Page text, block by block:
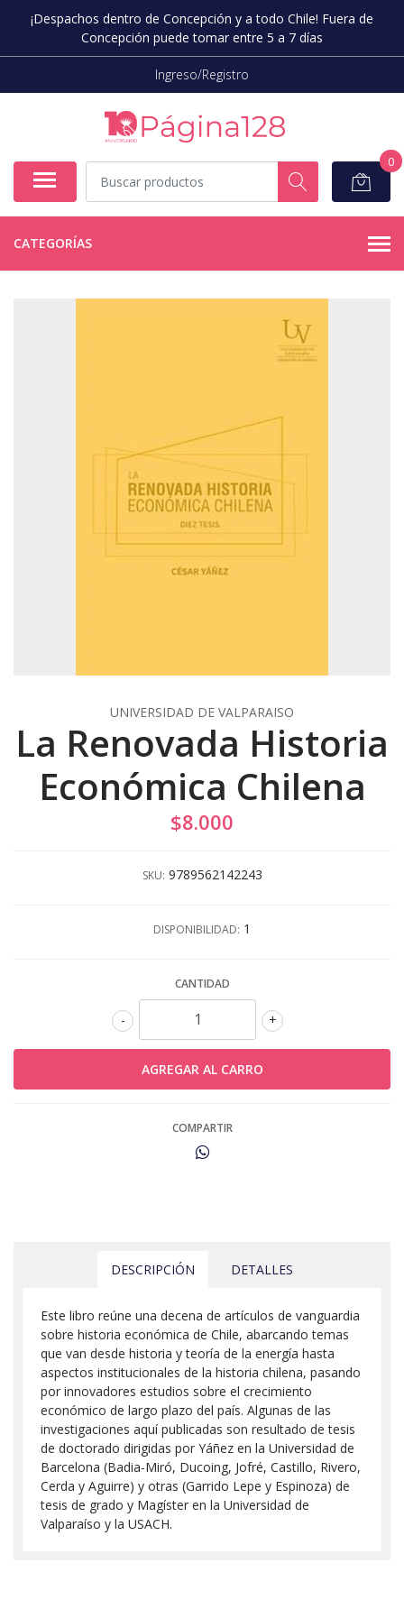
¡Despachos dentro de Concepción y a todo Chile! Fuera de
Concepción puede tomar entre 5 a 7 días
Ingreso/Registro
0
CATEGORÍAS
UNIVERSIDAD DE VALPARAISO
La Renovada Historia
Económica Chilena
$8.000
SKU: 9789562142243
DISPONIBILIDAD: 1
CANTIDAD
+
-
COMPARTIR
DESCRIPCIÓN DETALLES
Este libro reúne una decena de artículos de vanguardia
sobre historia económica de Chile, abarcando temas
que van desde historia y teoría de la energía hasta
aspectos institucionales de la historia chilena, pasando
por innovadores estudios sobre el crecimiento
económico de largo plazo del país. Algunas de las
investigaciones aquí publicadas son resultado de tesis
de doctorado dirigidas por Yáñez en la Universidad de
Barcelona (Badia-Miró, Ducoing, Jofré, Castillo, Rivero,
Cerda y Aguirre) y otras (Garrido Lepe y Espinoza) de
tesis de grado y Magíster en la Universidad de
Valparaíso y la USACH.